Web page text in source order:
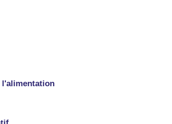
l'alimentation